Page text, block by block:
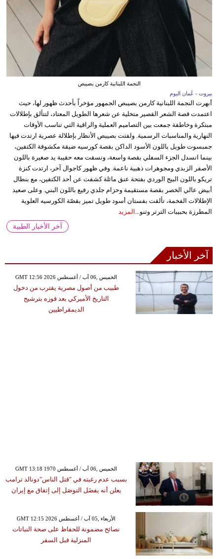
النجمة اللبنانية كارمن بصيبص
بيروت - عُمان اليوم
أبهرت النجمة اللبنانية كارمن بصيبص الجمهور مؤخراً بأحدث ظهور لها، حيث
اعتمدت قصة الشعر القصير متخلية عن شعرها الطويل المعتاد، لتتألق بإطلالات
مبتكرة وخاطفة جمعت بين التصاميم العملية والراقية التي تناسب الأوقات
النهارية والمناسبات الرسمية. ولفتت بصيبص الأنظار بإطلالة عصرية ارتدت فيها
جمبسوت طويل باللون الأسود الداكن بقصة كورسيه ضيقة مكشوفة الكتفين،
بينما انسدل الجزء السفلي بقصة واسعة، ونسقت معه حقيبة يد صغيرة باللون
الأصفر الزبدي ومجوهرات ذهبية ناعمة. وفي ظهور كاجوال آخر، ارتدت كنزة
تريكو باللون البيج الوردي بفتحة عنق مائلة كشفت عن أحد الكتفين، مع بنطال
أبيض عالي الخصر بقصة مستقيمة وحزام جلدي رفيع باللون البني. وعلى صعيد
الإطلالات الفخمة، تألقت بفستان أسود طويل تميز بقصّة الكورسيه العلوية
المطرزة بحبيبات الترتر وتنو... المزيد
آخر الأخبار الطبية
آخر الأخبار
GMT 12:56 2026 الخميس ,06 آب / أغسطس
طبيب من أصول مصرية يقترب من دخول
التاريخ الأميركي بعد فوزه بترشيح
الديمقراطيين
GMT 13:18 1970 الخميس ,06 آب / أغسطس
بسبب عدم رغبته في "قتل الناس"دونالد ترامب
يعلن أنه يفضَل التوصَل إلى إتفاق مع إيران
GMT 12:15 2026 الأربعاء ,05 آب / أغسطس
نصائح مضمونة للحفاظ على صحة النباتات
المنزلية قبل السفر